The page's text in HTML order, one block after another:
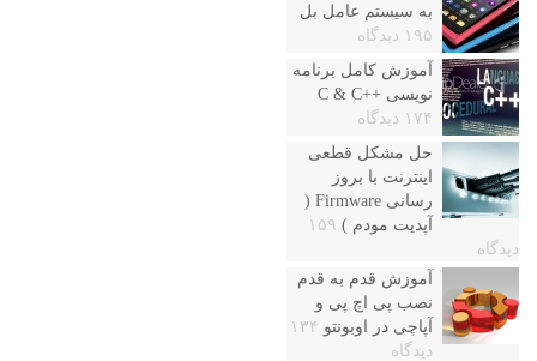
به سیستم عامل بل
۱۹۵ دیدگاه
آموزش کامل برنامه
نویسی ++C & C
۱۷۴ دیدگاه
حل مشکل قطعی
اینترنت با بروز
رسانی Firmware (
آپدیت مودم ) ۱۵۹
دیدگاه
آموزش قدم به قدم
نصب پی اچ پی و
آپاچی در اوبونتو ۱۳۴
دیدگاه